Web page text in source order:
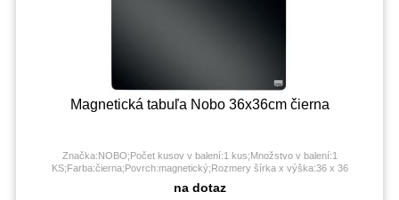
Magnetická tabuľa Nobo 36x36cm čierna
Značka:NOBO;Počet kusov v balení:1 kus;Množstvo v balení:1
KS;Farba:čierna;Povrch:magnetický;Rozmery šírka x výška:36 x 36
na dotaz